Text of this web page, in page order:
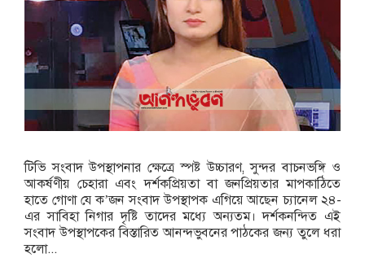
টিভি সংবাদ উপস্থাপনার ক্ষেত্রে স্পষ্ট উচ্চারণ, সুন্দর বাচনভঙ্গি ও
আকর্ষণীয় চেহারা এবং দর্শকপ্রিয়তা বা জনপ্রিয়তার মাপকাঠিতে
হাতে গোণা যে ক’জন সংবাদ উপস্থাপক এগিয়ে আছেন চ্যানেল ২৪-
এর সাবিহা নিগার দৃষ্টি তাদের মধ্যে অন্যতম। দর্শকনন্দিত এই
সংবাদ উপস্থাপকের বিস্তারিত আনন্দভুবনের পাঠকের জন্য তুলে ধরা
হলো...